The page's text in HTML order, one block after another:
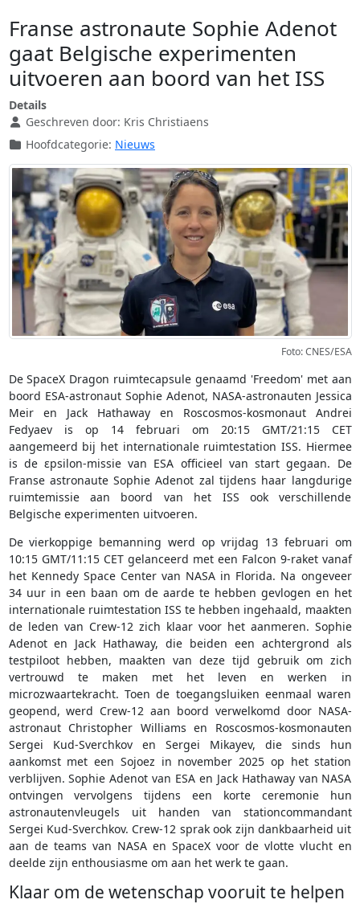
Franse astronaute Sophie Adenot
gaat Belgische experimenten
uitvoeren aan boord van het ISS
Details
Geschreven door: Kris Christiaens
Hoofdcategorie: Nieuws
Foto: CNES/ESA
De SpaceX Dragon ruimtecapsule genaamd 'Freedom' met aan
boord ESA-astronaut Sophie Adenot, NASA-astronauten Jessica
Meir en Jack Hathaway en Roscosmos-kosmonaut Andrei
Fedyaev is op 14 februari om 20:15 GMT/21:15 CET
aangemeerd bij het internationale ruimtestation ISS. Hiermee
is de εpsilon-missie van ESA officieel van start gegaan. De
Franse astronaute Sophie Adenot zal tijdens haar langdurige
ruimtemissie aan boord van het ISS ook verschillende
Belgische experimenten uitvoeren.
De vierkoppige bemanning werd op vrijdag 13 februari om
10:15 GMT/11:15 CET gelanceerd met een Falcon 9-raket vanaf
het Kennedy Space Center van NASA in Florida. Na ongeveer
34 uur in een baan om de aarde te hebben gevlogen en het
internationale ruimtestation ISS te hebben ingehaald, maakten
de leden van Crew-12 zich klaar voor het aanmeren. Sophie
Adenot en Jack Hathaway, die beiden een achtergrond als
testpiloot hebben, maakten van deze tijd gebruik om zich
vertrouwd te maken met het leven en werken in
microzwaartekracht. Toen de toegangsluiken eenmaal waren
geopend, werd Crew-12 aan boord verwelkomd door NASA-
astronaut Christopher Williams en Roscosmos-kosmonauten
Sergei Kud-Sverchkov en Sergei Mikayev, die sinds hun
aankomst met een Sojoez in november 2025 op het station
verblijven. Sophie Adenot van ESA en Jack Hathaway van NASA
ontvingen vervolgens tijdens een korte ceremonie hun
astronautenvleugels uit handen van stationcommandant
Sergei Kud-Sverchkov. Crew-12 sprak ook zijn dankbaarheid uit
aan de teams van NASA en SpaceX voor de vlotte vlucht en
deelde zijn enthousiasme om aan het werk te gaan.
Klaar om de wetenschap vooruit te helpen